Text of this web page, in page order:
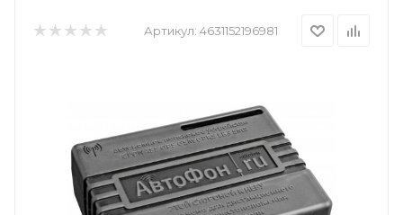
Артикул: 4631152196981